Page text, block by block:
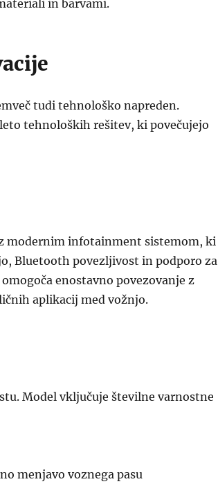
in barvami.
tudi tehnološko napreden.
tehnoloških rešitev, ki povečujejo
modernim infotainment sistemom, ki
Bluetooth povezljivost in podporo za
enostavno povezovanje z
aplikacij med vožnjo.
Model vključuje številne varnostne
menjavo voznega pasu